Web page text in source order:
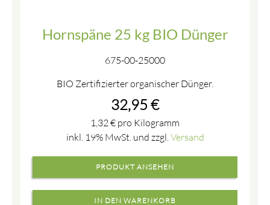
Hornspäne 25 kg BIO Dünger
675-00-25000
BIO Zertifizierter organischer Dünger.
32,95 €
1,32€ pro Kilogramm
inkl. 19% MwSt. und zzgl.Versand
PRODUKT ANSEHEN